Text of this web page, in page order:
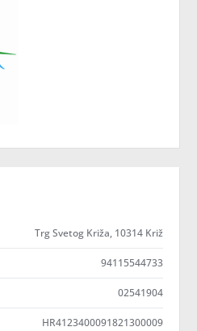
Trg Svetog Križa, 10314 Križ
94115544733
02541904
HR4123400091821300009